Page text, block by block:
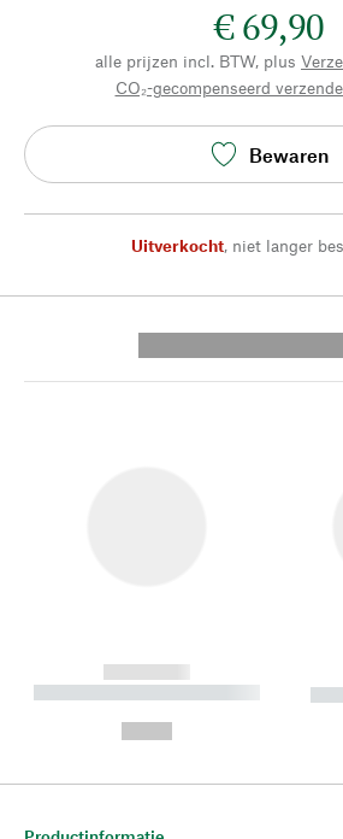
€ 69,90
alle prijzen incl. BTW, plus
CO₂-gecompenseerd
Bewaren
Uitverkocht, niet langer
------------
----------- ----------- --------